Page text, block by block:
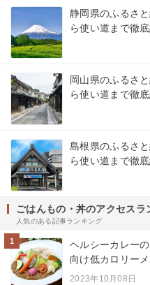
静岡県のふるさ
ら使い道まで徹底
岡山県のふるさ
ら使い道まで徹底
島根県のふるさ
ら使い道まで徹底
ごはんもの・丼のアクセスラ
人気のある記事ランキング
1
ヘルシーカレー
向け低カロリー
2023年10月08日